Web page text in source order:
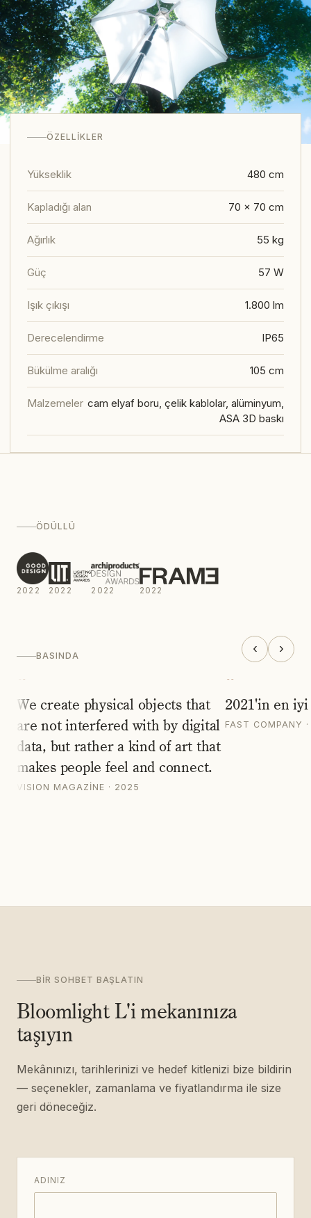
ÖZELLIKLER
Yükseklik 480 cm
Kapladığı alan 70 × 70 cm
Ağırlık 55 kg
Güç 57 W
Işık çıkışı 1.800 lm
Derecelendirme IP65
Bükülme aralığı 105 cm
Malzemeler cam elyaf boru, çelik kablolar, alüminyum,
ASA 3D baskı
ÖDÜLLÜ
2022 2022 2022 2022
BASINDA ‹ ›
“
We create physical objects that
are not interfered with by digital
data, but rather a kind of art that
makes people feel and connect.
VISION MAGAZINE · 2025
“
2021'in en iyi
FAST COMPANY
BIR SOHBET BAŞLATIN
Bloomlight L'i mekanınıza
taşıyın
Mekânınızı, tarihlerinizi ve hedef kitlenizi bize bildirin
— seçenekler, zamanlama ve fiyatlandırma ile size
geri döneceğiz.
ADINIZ